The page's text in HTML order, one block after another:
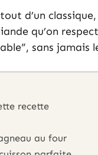
d’un
qu’on
sans jamais
recette
au four